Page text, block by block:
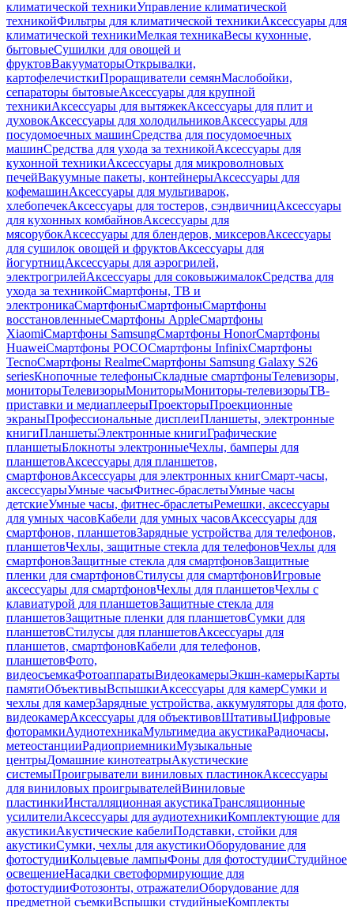
климатической техникиУправление климатической
техникойФильтры для климатической техникиАксессуары для
климатической техникиМелкая техникаВесы кухонные,
бытовыеСушилки для овощей и
фруктовВакууматорыОткрывалки,
картофелечисткиПроращиватели семянМаслобойки,
сепараторы бытовыеАксессуары для крупной
техникиАксессуары для вытяжекАксессуары для плит и
духовокАксессуары для холодильниковАксессуары для
посудомоечных машинСредства для посудомоечных
машинСредства для ухода за техникойАксессуары для
кухонной техникиАксессуары для микроволновых
печейВакуумные пакеты, контейнерыАксессуары для
кофемашинАксессуары для мультиварок,
хлебопечекАксессуары для тостеров, сэндвичницАксессуары
для кухонных комбайновАксессуары для
мясорубокАксессуары для блендеров, миксеровАксессуары
для сушилок овощей и фруктовАксессуары для
йогуртницАксессуары для аэрогрилей,
электрогрилейАксессуары для соковыжималокСредства для
ухода за техникойСмартфоны, ТВ и
электроникаСмартфоныСмартфоныСмартфоны
восстановленныеСмартфоны AppleСмартфоны
XiaomiСмартфоны SamsungСмартфоны HonorСмартфоны
HuaweiСмартфоны POCOСмартфоны InfinixСмартфоны
TecnoСмартфоны RealmeСмартфоны Samsung Galaxy S26
seriesКнопочные телефоныСкладные смартфоныТелевизоры,
мониторыТелевизорыМониторыМониторы-телевизорыТВ-
приставки и медиаплеерыПроекторыПроекционные
экраныПрофессиональные дисплеиПланшеты, электронные
книгиПланшетыЭлектронные книгиГрафические
планшетыБлокноты электронныеЧехлы, бамперы для
планшетовАксессуары для планшетов,
смартфоновАксессуары для электронных книгСмарт-часы,
аксессуарыУмные часыФитнес-браслетыУмные часы
детскиеУмные часы, фитнес-браслетыРемешки, аксессуары
для умных часовКабели для умных часовАксессуары для
смартфонов, планшетовЗарядные устройства для телефонов,
планшетовЧехлы, защитные стекла для телефоновЧехлы для
смартфоновЗащитные стекла для смартфоновЗащитные
пленки для смартфоновСтилусы для смартфоновИгровые
аксессуары для смартфоновЧехлы для планшетовЧехлы с
клавиатурой для планшетовЗащитные стекла для
планшетовЗащитные пленки для планшетовСумки для
планшетовСтилусы для планшетовАксессуары для
планшетов, смартфоновКабели для телефонов,
планшетовФото,
видеосъемкаФотоаппаратыВидеокамерыЭкшн-камерыКарты
памятиОбъективыВспышкиАксессуары для камерСумки и
чехлы для камерЗарядные устройства, аккумуляторы для фото,
видеокамерАксессуары для объективовШтативыЦифровые
фоторамкиАудиотехникаМультимедиа акустикаРадиочасы,
метеостанцииРадиоприемникиМузыкальные
центрыДомашние кинотеатрыАкустические
системыПроигрыватели виниловых пластинокАксессуары
для виниловых проигрывателейВиниловые
пластинкиИнсталляционная акустикаТрансляционные
усилителиАксессуары для аудиотехникиКомплектующие для
акустикиАкустические кабелиПодставки, стойки для
акустикиСумки, чехлы для акустикиОборудование для
фотостудииКольцевые лампыФоны для фотостудииСтудийное
освещениеНасадки светоформирующие для
фотостудииФотозонты, отражателиОборудование для
предметной съемкиВспышки студийныеКомплекты